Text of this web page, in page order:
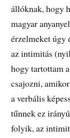
állóknak, hogy
magyar
érzelmeket úgy
az intimitás
hogy tartottam
csajozni,
a verbális
tűnnek ez
folyik, az